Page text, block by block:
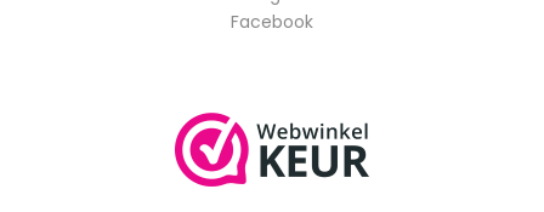
Facebook